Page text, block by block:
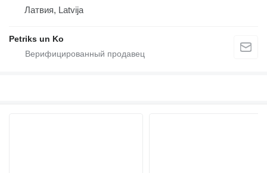
Латвия, Latvija
Petriks un Ko